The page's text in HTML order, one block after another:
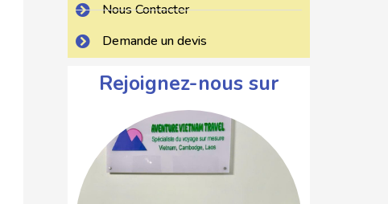
Nous Contacter
Demande un devis
Rejoignez-nous sur